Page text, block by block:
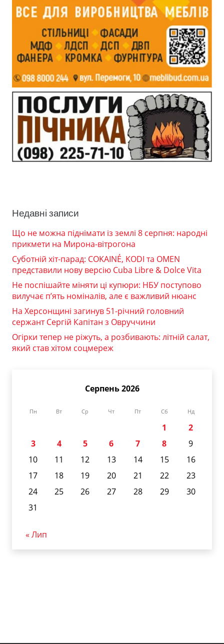
Недавні записи
Що не можна піднімати із землі 8 серпня: народні
прикмети на Мирона-вітрогона
Суботній хіт-парад: COKAINÉ, KODI та OMEN
представили нову версію Cuba Libre & Dolce Vita
Не поспішайте міняти ці купюри: НБУ поступово
вилучає п’ять номіналів, але є важливий нюанс
На Херсонщині загинув 51-річний головний
сержант Сергій Капітан з Овруччини
Огірки тепер не ріжуть, а розбивають: літній салат,
який став хітом соцмереж
Серпень 2026
Пн Вт Ср Чт Пт Сб Нд
1
2
3
4 5 6 7 8
9
10
11 12 13 14 15
16
17
18 19 20 21 22
23
24
25 26 27 28 29
30
31
« Лип